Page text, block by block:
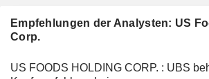
Empfehlungen der Analysten: US
Corp.
US FOODS HOLDING CORP. : UBS